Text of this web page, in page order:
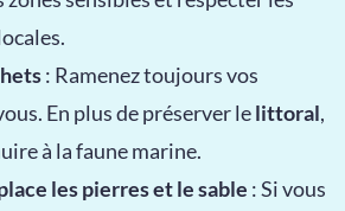
: Ramenez toujours vos
En plus de préserver lelittoral,
à la faune marine.
les pierres et le sable : Si vous